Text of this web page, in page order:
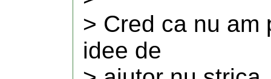
> Cred ca nu am
idee de